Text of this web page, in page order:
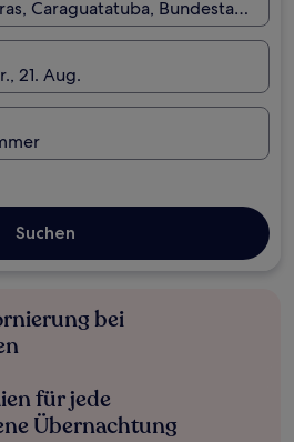
Caraguatatuba, Bundestaat São
21. Aug.
Suchen
bei
für jede
Übernachtung